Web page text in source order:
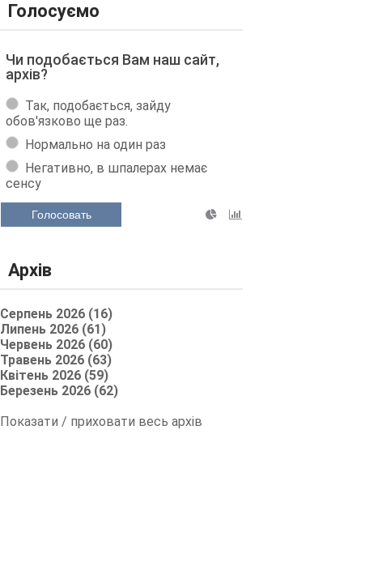
Голосуємо
Чи подобається Вам наш сайт,
архів?
Так, подобається, зайду
обов'язково ще раз.
Нормально на один раз
Негативно, в шпалерах немає
сенсу
Голосовать
Архів
Серпень 2026 (16)
Липень 2026 (61)
Червень 2026 (60)
Травень 2026 (63)
Квітень 2026 (59)
Березень 2026 (62)
Показати / приховати весь архів